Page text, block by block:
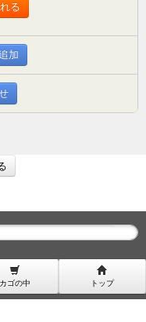
る
加
カゴの中 トップ